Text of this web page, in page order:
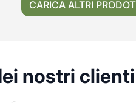
CARICA ALTRI
nostri clienti